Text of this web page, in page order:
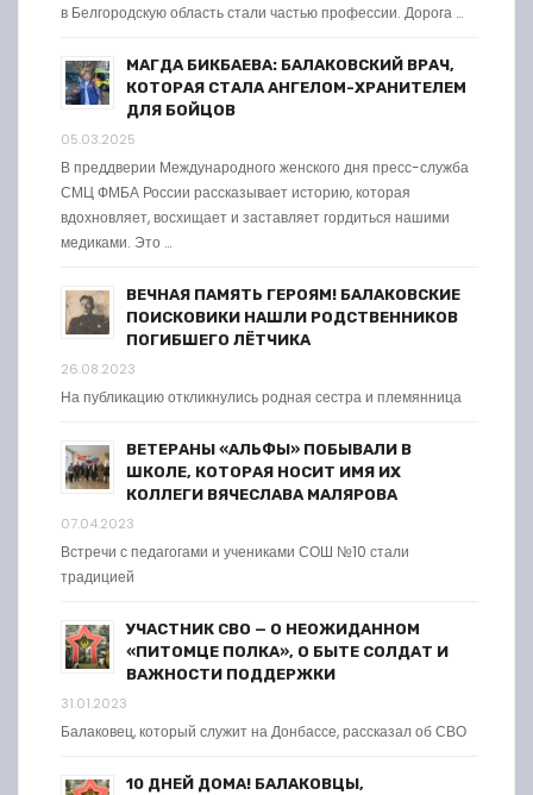
в Белгородскую область стали частью профессии. Дорога …
МАГДА БИКБАЕВА: БАЛАКОВСКИЙ ВРАЧ,
КОТОРАЯ СТАЛА АНГЕЛОМ-ХРАНИТЕЛЕМ
ДЛЯ БОЙЦОВ
05.03.2025
В преддверии Международного женского дня пресс-служба
СМЦ ФМБА России рассказывает историю, которая
вдохновляет, восхищает и заставляет гордиться нашими
медиками. Это …
ВЕЧНАЯ ПАМЯТЬ ГЕРОЯМ! БАЛАКОВСКИЕ
ПОИСКОВИКИ НАШЛИ РОДСТВЕННИКОВ
ПОГИБШЕГО ЛЁТЧИКА
26.08.2023
На публикацию откликнулись родная сестра и племянница
ВЕТЕРАНЫ «АЛЬФЫ» ПОБЫВАЛИ В
ШКОЛЕ, КОТОРАЯ НОСИТ ИМЯ ИХ
КОЛЛЕГИ ВЯЧЕСЛАВА МАЛЯРОВА
07.04.2023
Встречи с педагогами и учениками СОШ №10 стали
традицией
УЧАСТНИК СВО — О НЕОЖИДАННОМ
«ПИТОМЦЕ ПОЛКА», О БЫТЕ СОЛДАТ И
ВАЖНОСТИ ПОДДЕРЖКИ
31.01.2023
Балаковец, который служит на Донбассе, рассказал об СВО
10 ДНЕЙ ДОМА! БАЛАКОВЦЫ,